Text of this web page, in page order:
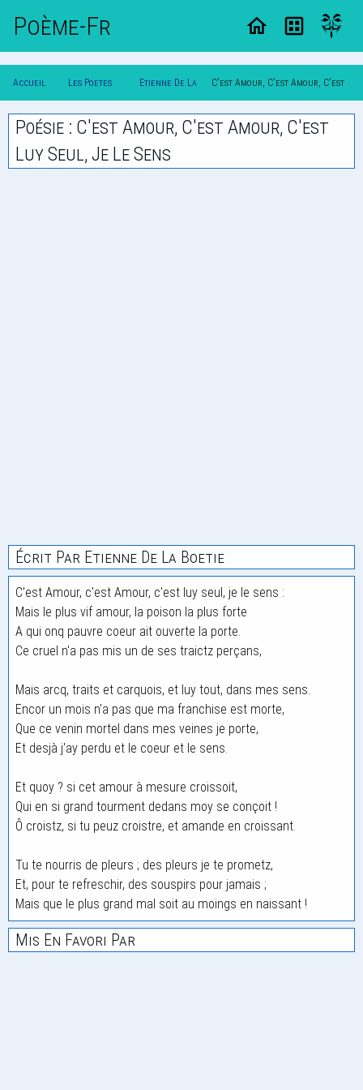
Poème-Fr
Accueil
Poesie
Les Poetes
Classique
Etienne De La C'est Amour, C'est Amour, C'est
Luy Seul, Je Le Sens
Poésie : C'est Amour, C'est Amour, C'est
Luy Seul, Je Le Sens
Écrit Par Etienne De La Boetie
C'est Amour, c'est Amour, c'est luy seul, je le sens :
Mais le plus vif amour, la poison la plus forte
A qui onq pauvre coeur ait ouverte la porte.
Ce cruel n'a pas mis un de ses traictz perçans,
Mais arcq, traits et carquois, et luy tout, dans mes sens.
Encor un mois n'a pas que ma franchise est morte,
Que ce venin mortel dans mes veines je porte,
Et desjà j'ay perdu et le coeur et le sens.
Et quoy ? si cet amour à mesure croissoit,
Qui en si grand tourment dedans moy se conçoit !
Ô croistz, si tu peuz croistre, et amande en croissant.
Tu te nourris de pleurs ; des pleurs je te prometz,
Et, pour te refreschir, des souspirs pour jamais ;
Mais que le plus grand mal soit au moings en naissant !
Mis En Favori Par